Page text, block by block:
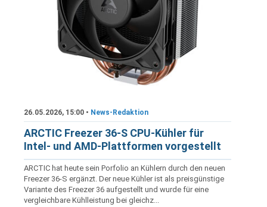
26.05.2026, 15:00 • News-Redaktion
ARCTIC Freezer 36-S CPU-Kühler für
Intel- und AMD-Plattformen vorgestellt
ARCTIC hat heute sein Porfolio an Kühlern durch den neuen
Freezer 36-S ergänzt. Der neue Kühler ist als preisgünstige
Variante des Freezer 36 aufgestellt und wurde für eine
vergleichbare Kühlleistung bei gleichz...